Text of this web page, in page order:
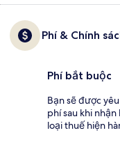
Phí & Chính
Phí bắt buộc
Bạn sẽ được
phí sau khi
loại thuế hiện